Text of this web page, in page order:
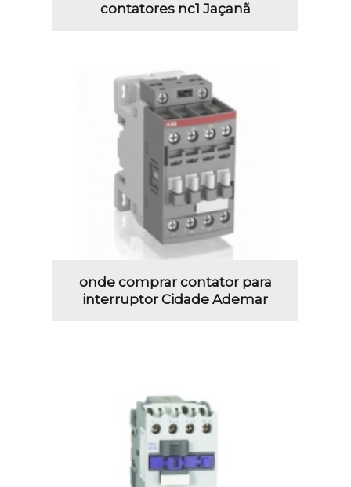
contatores nc1 Jaçanã
onde comprar contator para
interruptor Cidade Ademar